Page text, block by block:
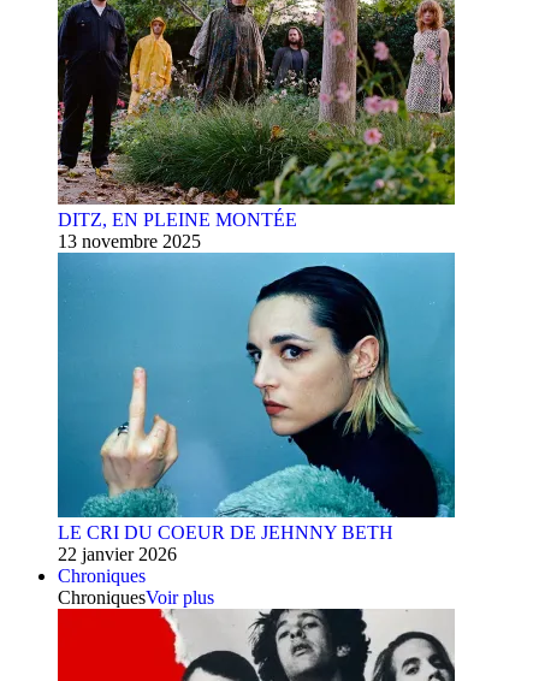
DITZ, EN PLEINE MONTÉE
13 novembre 2025
LE CRI DU COEUR DE JEHNNY BETH
22 janvier 2026
Chroniques
ChroniquesVoir plus